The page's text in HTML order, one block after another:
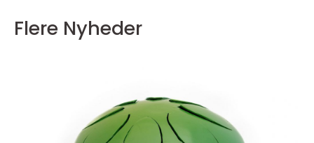
Flere Nyheder